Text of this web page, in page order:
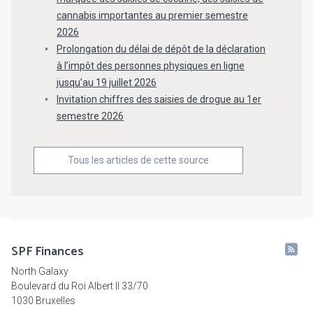
cannabis importantes au premier semestre
2026
Prolongation du délai de dépôt de la déclaration
à l’impôt des personnes physiques en ligne
jusqu’au 19 juillet 2026
Invitation chiffres des saisies de drogue au 1er
semestre 2026
Tous les articles de cette source
SPF Finances
North Galaxy
Boulevard du Roi Albert II 33/70
1030 Bruxelles